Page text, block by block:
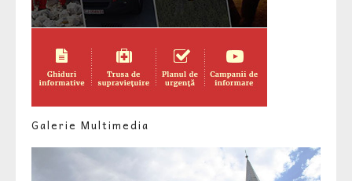
Galerie Multimedia